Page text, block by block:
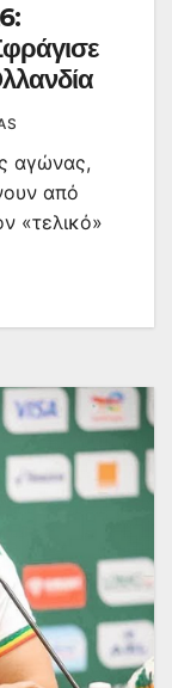
αγώνας,
από
«τελικό»